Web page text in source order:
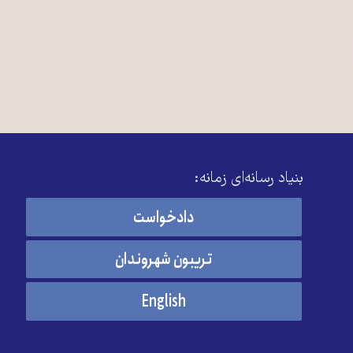
بنیاد رسانه‌ای زمانه:
دادخواست
تریبون شهروندان
English